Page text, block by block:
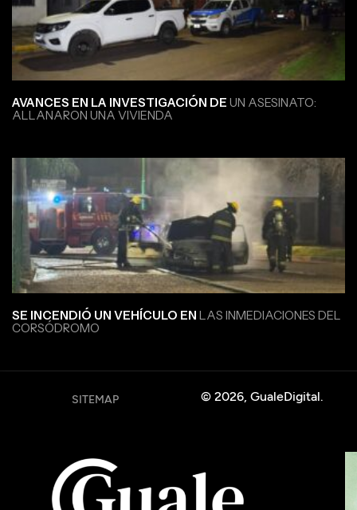
AVANCES EN LA INVESTIGACIÓN DE UN ASESINATO:
ALLANARON UNA VIVIENDA
SE INCENDIÓ UN VEHÍCULO EN LAS INMEDIACIONES DEL
CORSÓDROMO
© 2026, GualeDigital.
SITEMAP